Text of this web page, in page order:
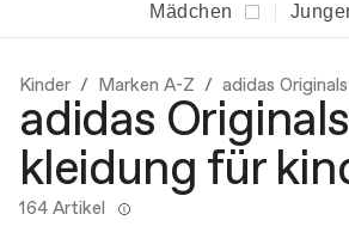
Mädchen
Kinder Marken A-Z adidas Originals
adidas Originals
kleidung für
164 Artikel